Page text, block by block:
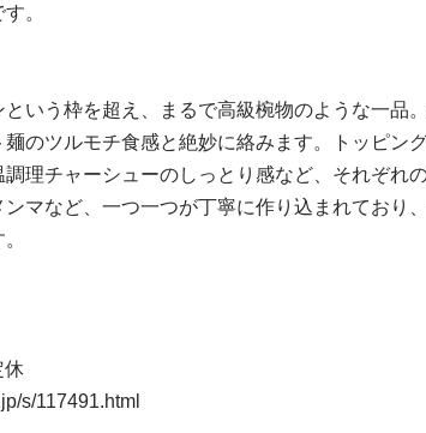
。
いう枠を超え、まるで高級椀物のような一品
のツルモチ食感と絶妙に絡みます。トッピン
理チャーシューのしっとり感など、それぞれ
マなど、一つ一つが丁寧に作り込まれており
休
s/117491.html